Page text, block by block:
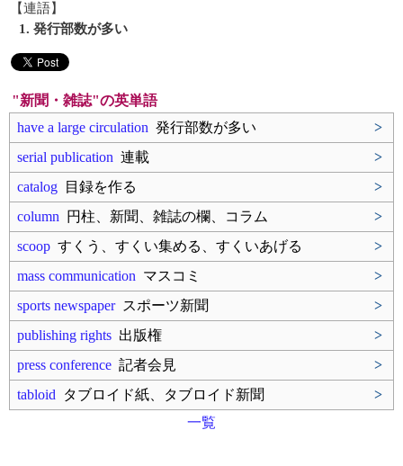
【連語】
1. 発行部数が多い
"新聞・雑誌"の英単語
have a large circulation 発行部数が多い
>
serial publication 連載
>
catalog 目録を作る
>
column 円柱、新聞、雑誌の欄、コラム
>
scoop すくう、すくい集める、すくいあげる
>
mass communication マスコミ
>
sports newspaperスポーツ新聞
>
publishing rights 出版権
>
press conference 記者会見
>
tabloid タブロイド紙、タブロイド新聞
>
一覧